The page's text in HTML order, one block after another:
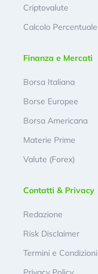
Criptovalute
Calcolo Percentuale
Finanza e Mercati
Borsa Italiana
Borse Europee
Borsa Americana
Materie Prime
Valute (Forex)
Contatti & Privacy
Redazione
Risk Disclaimer
Termini e Condizioni